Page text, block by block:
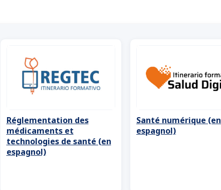
Réglementation des
médicaments et
technologies de santé (en
espagnol)
Santé numérique (en
espagnol)